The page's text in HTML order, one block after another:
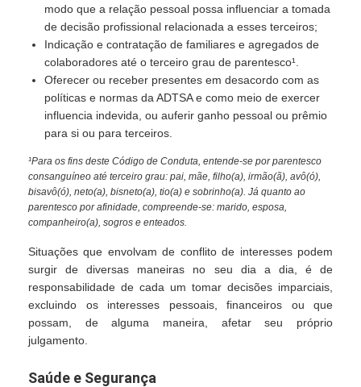
modo que a relação pessoal possa influenciar a tomada
de decisão profissional relacionada a esses terceiros;
Indicação e contratação de familiares e agregados de
colaboradores até o terceiro grau de parentesco¹.
Oferecer ou receber presentes em desacordo com as
políticas e normas da ADTSA e como meio de exercer
influencia indevida, ou auferir ganho pessoal ou prêmio
para si ou para terceiros.
¹Para os fins deste Código de Conduta, entende-se por parentesco
consanguíneo até terceiro grau: pai, mãe, filho(a), irmão(ã), avô(ó),
bisavô(ó), neto(a), bisneto(a), tio(a) e sobrinho(a). Já quanto ao
parentesco por afinidade, compreende-se: marido, esposa,
companheiro(a), sogros e enteados.
Situações que envolvam de conflito de interesses podem
surgir de diversas maneiras no seu dia a dia, é de
responsabilidade de cada um tomar decisões imparciais,
excluindo os interesses pessoais, financeiros ou que
possam, de alguma maneira, afetar seu próprio
julgamento.
Saúde e Segurança